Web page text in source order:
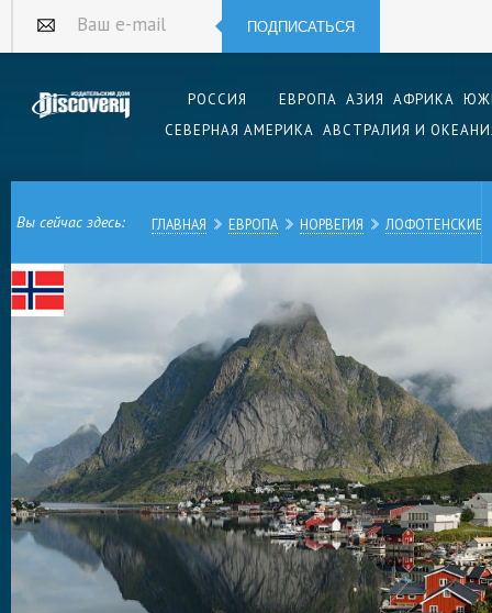
Ваш e-mail ПОДПИСАТЬСЯ
РОССИЯ ЕВРОПА АЗИЯ АФРИКА
СЕВЕРНАЯ АМЕРИКА АВСТРАЛИЯ И
Вы сейчас здесь: ГЛАВНАЯ ЕВРОПА НОРВЕГИЯ ЛОФОТЕНСКИЕ